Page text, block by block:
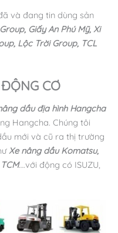
và đang tin dùng sản
Giấy An Phú Mỹ, Xi
Lộc Trời Group, TCL
CƠ
dầu địa hình Hangcha
Hangcha. Chúng tôi
mới và cũ ra thị trường
Xe nâng dầu Komatsu,
….với động có ISUZU,